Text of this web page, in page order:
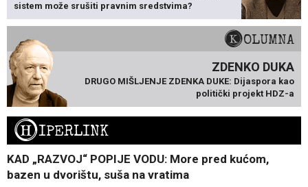
sistem može srušiti pravnim sredstvima?
KOLUMNA
ZDENKO DUKA
DRUGO MIŠLJENJE ZDENKA DUKE: Dijaspora kao
politički projekt HDZ-a
HIPERLINK
KAD „RAZVOJ“ POPIJE VODU: More pred kućom,
bazen u dvorištu, suša na vratima